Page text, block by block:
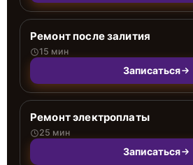
Ремонт после залития
15 мин
Записаться
Ремонт электроплаты
25 мин
Записаться